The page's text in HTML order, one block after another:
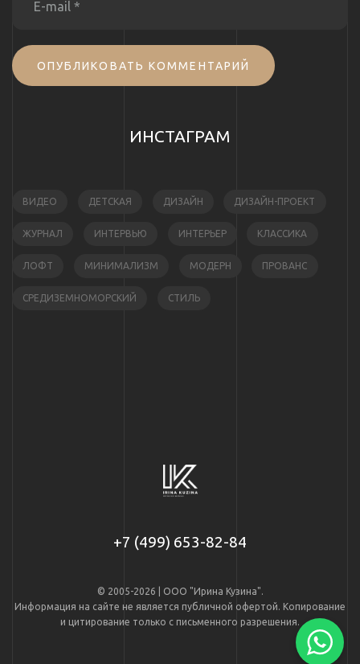
ОПУБЛИКОВАТЬ КОММЕНТАРИЙ
ИНСТАГРАМ
ВИДЕО ДЕТСКАЯ ДИЗАЙН ДИЗАЙН-ПРОЕКТ
ЖУРНАЛ ИНТЕРВЬЮ ИНТЕРЬЕР КЛАССИКА
ЛОФТ МИНИМАЛИЗМ МОДЕРН ПРОВАНС
СРЕДИЗЕМНОМОРСКИЙ СТИЛЬ
+7 (499) 653-82-84
© 2005-2026 | ООО "Ирина Кузина".
Информация на сайте не является публичной офертой. Копирование
и цитирование только с письменного разрешения.